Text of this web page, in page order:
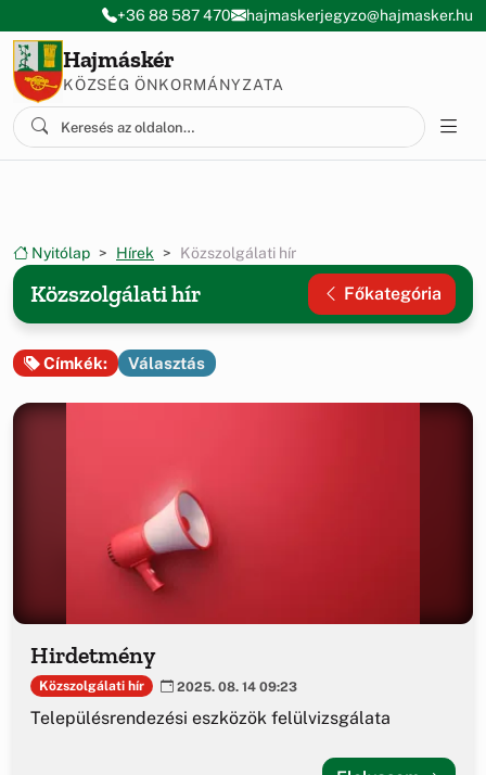
Ugrás a menüre
Ugrás a tartalomra
+36 88 587 470 hajmaskerjegyzo@hajmasker.hu
Hajmáskér
KÖZSÉG ÖNKORMÁNYZATA
Nyitólap Hírek Közszolgálati hír
Közszolgálati hír Főkategória
Címkék: Választás
Hirdetmény
Közszolgálati hír 2025. 08. 14 09:23
Településrendezési eszközök felülvizsgálata